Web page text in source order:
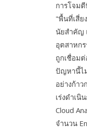
การโจม
"พื้นที่เสี่ย
นัยสำคัญ
อุตสาหก
ถูกเชื่อม
ปัญหานี้ไ
อย่างก้า
เร่งดำเ
Cloud
จำนวน